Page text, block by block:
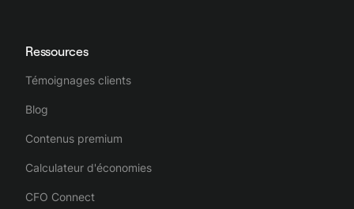
Ressources
Témoignages clients
Blog
Contenus premium
Calculateur d'économies
CFO Connect